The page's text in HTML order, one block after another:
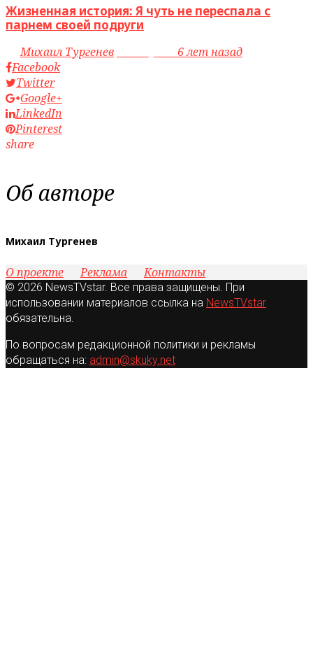
Жизненная история: Я чуть не переспала с
парнем своей подруги
byМихаил Тургенев
6 лет назад
Facebook
Twitter
Google+
LinkedIn
Pinterest
share
Об авторе
Михаил Тургенев
О проекте Реклама Контакты
© 2026 NewsTVstar. Все права защищены. При
использовании материалов ссылка на NewsTVstar
обязательна.
По вопросам редакционной политики и рекламы
обращаться на: admin@skuky.net